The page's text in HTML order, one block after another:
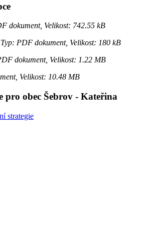
dokument, Velikost: 742.55 kB
Typ: PDF dokument, Velikost: 180 kB
dokument, Velikost: 1.22 MB
Velikost: 10.48 MB
pro obec Šebrov - Kateřina